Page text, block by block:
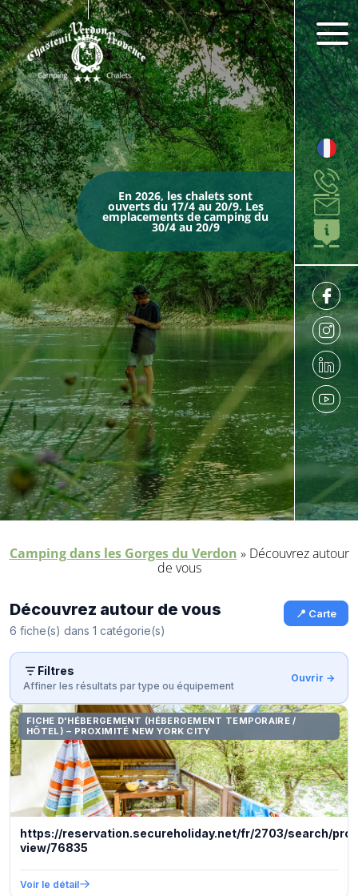
En 2026, les chalets sont
ouverts du 17/4 au 20/9. Les
emplacements de camping du
30/4 au 20/9
Camping dans les Gorges du Verdon » Découvrez autour
de vous
Découvrez autour de vous
6 fiche(s) dans 1 catégorie(s)
📍 Carte
Filtres
Affiner les résultats par type ou équipement
FICHE D'HÉBERGEMENT (HÉBERGEMENT TEMPORAIRE /
HÔTEL) – PROXIMITÉ NEW YORK CITY
https://reservation.secureholiday.net/fr/2703/search/
view/76835
Voir le détail